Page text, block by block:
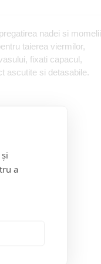
nadei si momelii
taierea viermilor,
fixati capacul,
ascutite si detasabile.
a